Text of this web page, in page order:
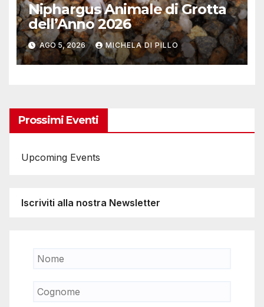
Niphargus Animale di Grotta
dell’Anno 2026
AGO 5, 2026 MICHELA DI PILLO
Prossimi Eventi
Upcoming Events
Iscriviti alla nostra Newsletter